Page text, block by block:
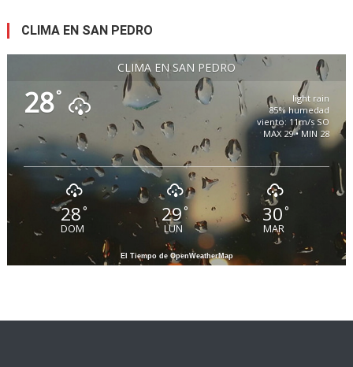
CLIMA EN SAN PEDRO
CLIMA EN SAN PEDRO
28°
light rain
85% humedad
viento: 11m/s SO
MAX 29 • MIN 28
28°
DOM
29 °
LUN
30°
MAR
El Tiempo de OpenWeatherMap